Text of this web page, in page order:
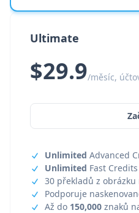
Ultimate
$29.9/měsíc,
Unlimited Advanced
Unlimited Fast Credits
30 překladů z
Podporuje
Až do 150,000 znaků